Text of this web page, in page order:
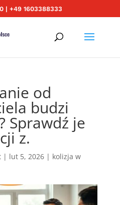
| +49 1603388333
od
budzi
Sprawdź je
z.
| lut 5, 2026| kolizja w